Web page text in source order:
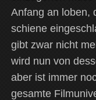
Anfang an loben,
schiene
gibt zwar nicht
wird nun von
aber ist immer
gesamte